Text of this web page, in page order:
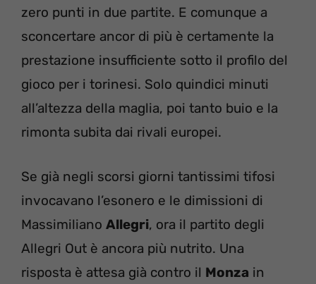
zero punti in due partite. E comunque a
sconcertare ancor di più è certamente la
prestazione insufficiente sotto il profilo del
gioco per i torinesi. Solo quindici minuti
all’altezza della maglia, poi tanto buio e la
rimonta subita dai rivali europei.
Se già negli scorsi giorni tantissimi tifosi
invocavano l’esonero e le dimissioni di
Massimiliano Allegri, ora il partito degli
Allegri Out è ancora più nutrito. Una
risposta è attesa già contro il Monza in